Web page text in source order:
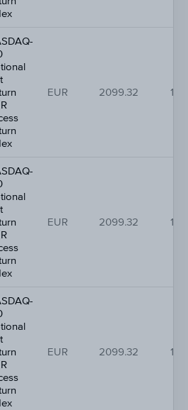
EUR 2099.32
EUR 2099.32
EUR 2099.32